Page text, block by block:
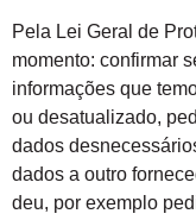
Pela Lei Geral de
momento: confirmar
informações que
ou desatualizado,
dados
dados a outro
deu, por exemplo